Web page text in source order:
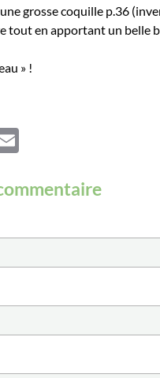
grosse coquille p.36
tout en apportant un belle
» !